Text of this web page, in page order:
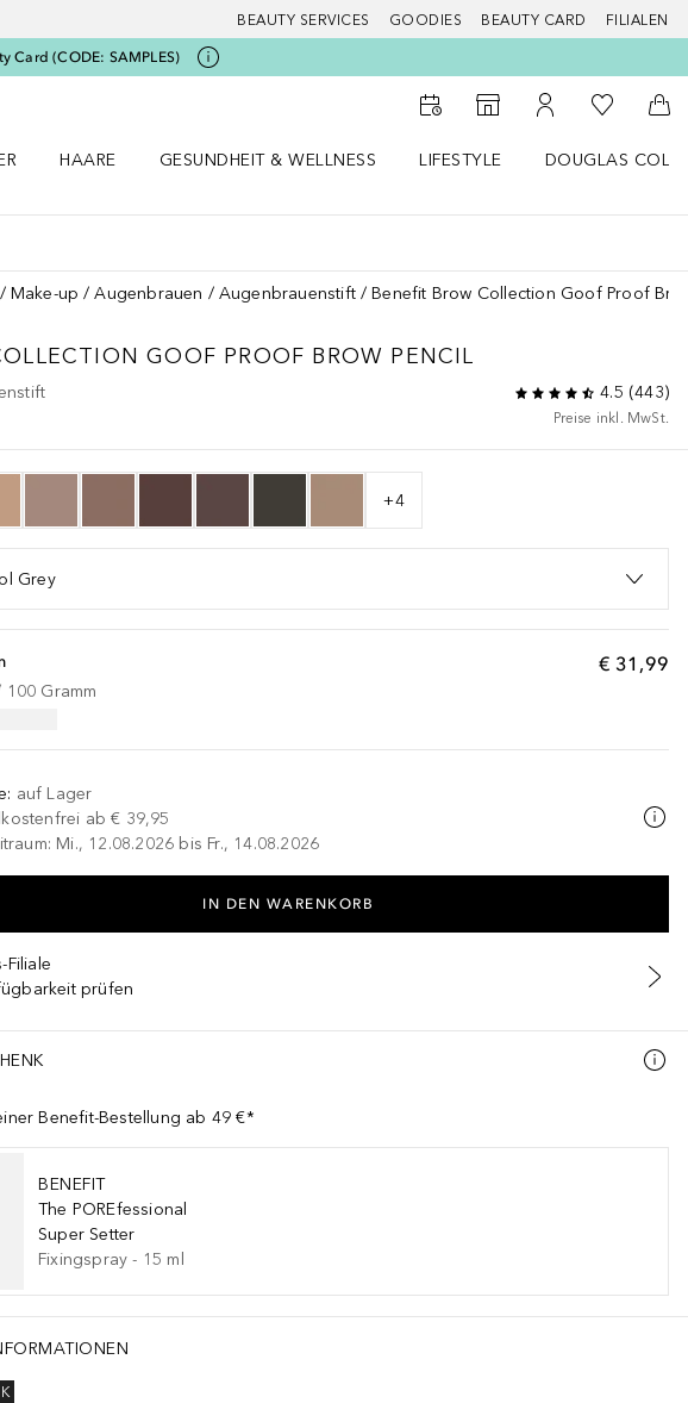
BEAUTY SERVICES GOODIES BEAUTY CARD FILIALEN
Card (CODE: SAMPLES)
Startseite
Zum Storefinder
Zu Meinem
Zu Meiner
HAARE
GESUNDHEIT & WELLNESS
LIFESTYLE
DOUGLAS
Make-up Augenbrauen Augenbrauenstift Benefit Brow Collection Goof Proof
GOOF PROOF BROW PENCIL
4.5 (443)
Preise inkl. MwSt.
+4
Grey
€ 31,99
100 Gramm
: auf Lager
ab € 39,95
Mi., 12.08.2026 bis Fr., 14.08.2026
IN DEN WARENKORB
Filiale
prüfen
Benefit-Bestellung ab 49 €*
BENEFIT
The POREfessional
Super Setter
Fixingspray - 15 ml